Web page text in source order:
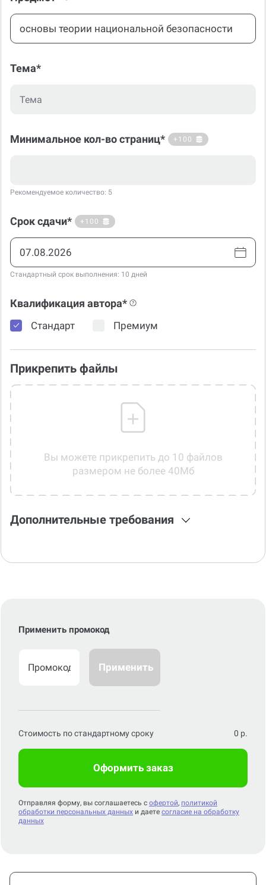
Тема*
Минимальное кол-во страниц* +100
Рекомендуемое количество: 5
Срок сдачи* +100
Стандартный срок выполнения: 10 дней
Квалификация автора*
Стандарт Премиум
Прикрепить файлы
Вы можете прикрепить до 10 файлов
размером не более 40Мб
Дополнительные требования
Применить промокод
Применить
Стоимость по стандартному сроку 0 р.
Оформить заказ
Отправляя форму, вы соглашаетесь с офертой, политикой
обработки персональных данных и даете согласие на обработку
данных